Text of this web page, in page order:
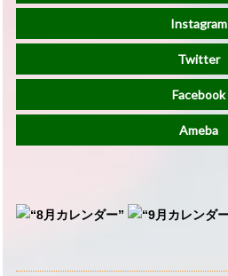
Instagram
Twitter
Facebook
Ameba